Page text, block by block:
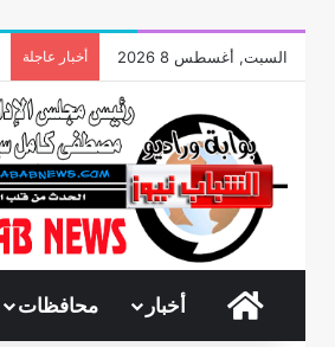
السبت, أغسطس 8 2026 أخبار عاجلة
الرئيسية
أخبار محافظات